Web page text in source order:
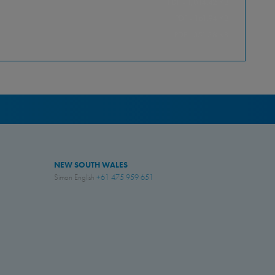
NEW SOUTH WALES
Simon English +61 475 959 651